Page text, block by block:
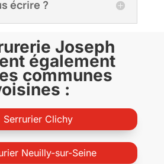
écrire ?
Joseph
également
communes
:
Serrurier Clichy
Neuilly-sur-Seine